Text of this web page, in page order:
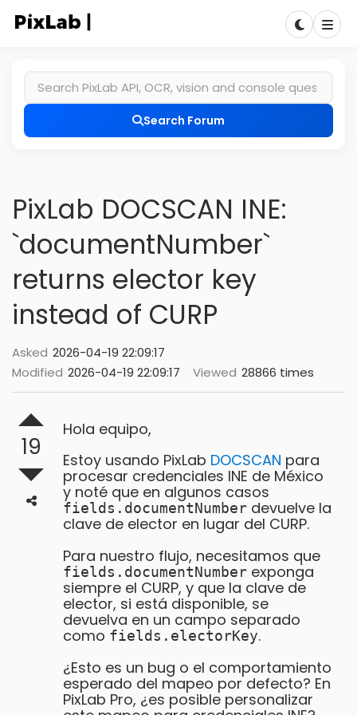
Search Forum
PixLab DOCSCAN INE:
`documentNumber`
returns elector key
instead of CURP
Asked 2026-04-19 22:09:17
Modified 2026-04-19 22:09:17 Viewed 28866 times
19
Hola equipo,
Estoy usando PixLab DOCSCAN para
procesar credenciales INE de México
y noté que en algunos casos
fields.documentNumber devuelve la
clave de elector en lugar del CURP.
Para nuestro flujo, necesitamos que
fields.documentNumber exponga
siempre el CURP, y que la clave de
elector, si está disponible, se
devuelva en un campo separado
como fields.electorKey.
¿Esto es un bug o el comportamiento
esperado del mapeo por defecto? En
PixLab Pro, ¿es posible personalizar